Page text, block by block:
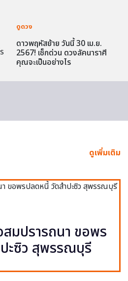
ดูดวง
ดาวพฤหัสย้าย วันนี้ 30 เม.ย.
2567! เช็กด่วน ดวงลัคนาราศี
คุณจะเป็นอย่างไร
ดูเพิ่มเติม
มปรารถนา ขอพร
ะซิว สุพรรณบุรี